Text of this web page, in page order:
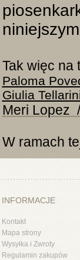
Tak więc na
Paloma
Giulia
Meri Lopez
W ramach
INFORMACJE
Kontakt
Mapa strony
Wysyłka i Zwroty
Regulamin zakupów